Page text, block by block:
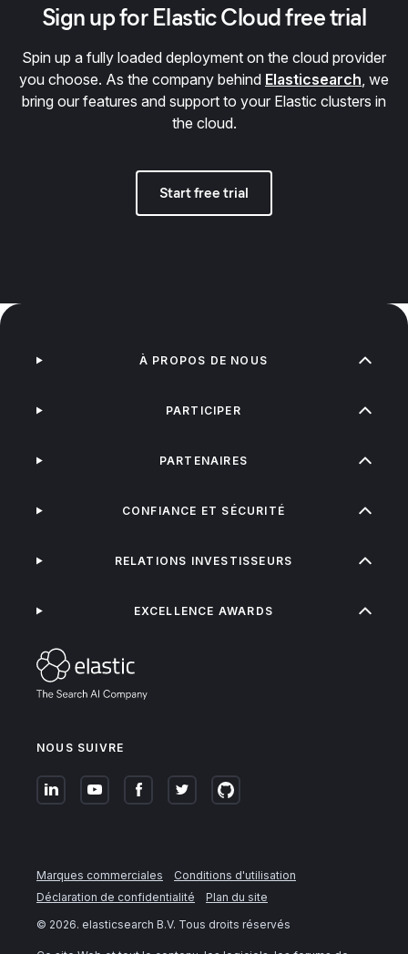
Sign up for Elastic Cloud free trial
Spin up a fully loaded deployment on the cloud provider
you choose. As the company behind Elasticsearch, we
bring our features and support to your Elastic clusters in
the cloud.
Start free trial
NOUS SUIVRE
À PROPOS DE NOUS
PARTICIPER
PARTENAIRES
CONFIANCE ET SÉCURITÉ
RELATIONS INVESTISSEURS
EXCELLENCE AWARDS
Marques commerciales
Conditions d'utilisation
Déclaration de confidentialité
Plan du site
© 2026. elasticsearch B.V. Tous droits réservés